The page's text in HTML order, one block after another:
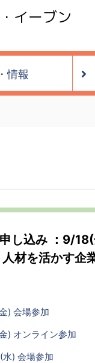
イーブン
情報
し込み ：9/
人材を活かす
) 会場参加
) オンライン参加
水) 会場参加